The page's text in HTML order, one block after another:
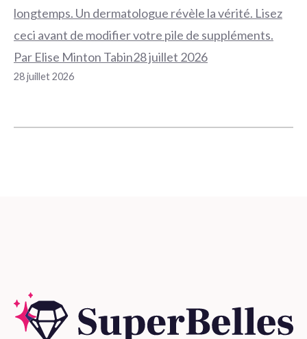
longtemps. Un dermatologue révèle la vérité. Lisez
ceci avant de modifier votre pile de suppléments.
Par Elise Minton Tabin28 juillet 2026
28 juillet 2026